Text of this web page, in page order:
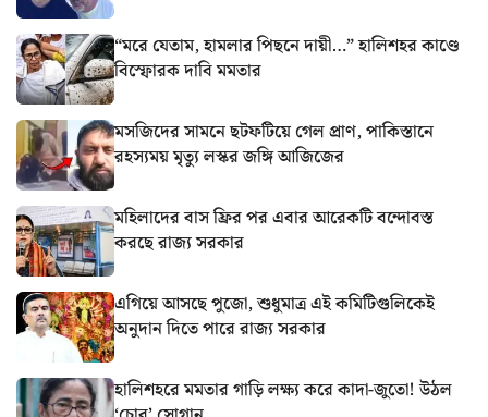
“মরে যেতাম, হামলার পিছনে দায়ী…” হালিশহর কাণ্ডে
বিস্ফোরক দাবি মমতার
মসজিদের সামনে ছটফটিয়ে গেল প্রাণ, পাকিস্তানে
রহস্যময় মৃত্যু লস্কর জঙ্গি আজিজের
মহিলাদের বাস ফ্রির পর এবার আরেকটি বন্দোবস্ত
করছে রাজ্য সরকার
এগিয়ে আসছে পুজো, শুধুমাত্র এই কমিটিগুলিকেই
অনুদান দিতে পারে রাজ্য সরকার
হালিশহরে মমতার গাড়ি লক্ষ্য করে কাদা-জুতো! উঠল